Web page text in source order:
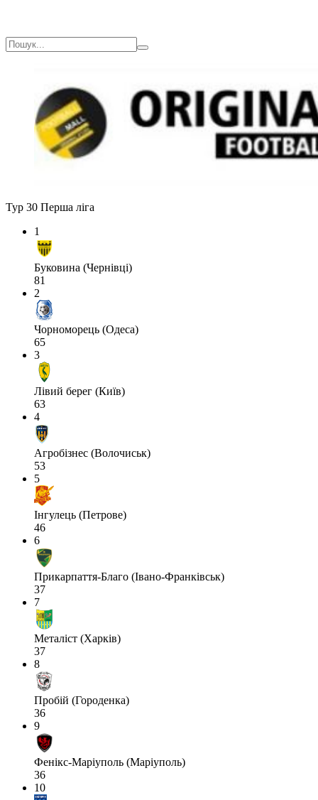
Тур 30 Перша ліга
1
Буковина (Чернівці)
81
2
Чорноморець (Одеса)
65
3
Лівий берег (Київ)
63
4
Агробізнес (Волочиськ)
53
5
Інгулець (Петрове)
46
6
Прикарпаття-Благо (Івано-Франківськ)
37
7
Металіст (Харків)
37
8
Пробій (Городенка)
36
9
Фенікс-Маріуполь (Маріуполь)
36
10